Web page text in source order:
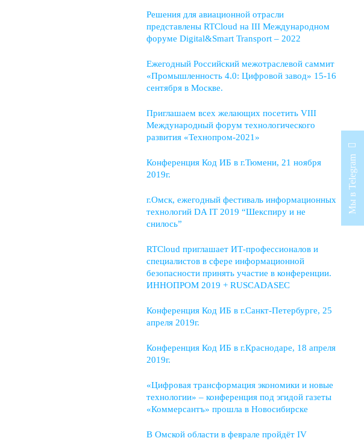
Мы в Telegram
Решения для авиационной отрасли
представлены RTCloud на III Международном
форуме Digital&Smart Transport – 2022
Ежегодный Российский межотраслевой саммит
«Промышленность 4.0: Цифровой завод» 15-16
сентября в Москве.
Приглашаем всех желающих посетить VIII
Международный форум технологического
развития «Технопром-2021»
Конференция Код ИБ в г.Тюмени, 21 ноября
2019г.
г.Омск, ежегодный фестиваль информационных
технологий DA IT 2019 “Шекспиру и не
снилось”
RTCloud приглашает ИТ-профессионалов и
специалистов в сфере информационной
безопасности принять участие в конференции.
ИННОПРОМ 2019 + RUSCADASEC
Конференция Код ИБ в г.Санкт-Петербурге, 25
апреля 2019г.
Конференция Код ИБ в г.Краснодаре, 18 апреля
2019г.
«Цифровая трансформация экономики и новые
технологии» – конференция под эгидой газеты
«Коммерсантъ» прошла в Новосибирске
В Омской области в феврале пройдёт IV